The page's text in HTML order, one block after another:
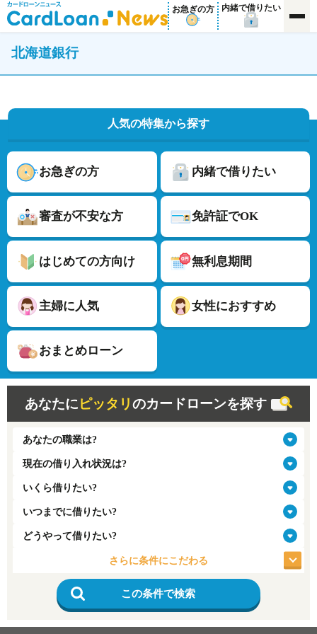
お急ぎの方 内緒で借りたい
北海道銀行
人気の特集から探す
お急ぎの方 内緒で借りたい
審査が不安な方 免許証でOK
はじめての方向け 無利息期間
主婦に人気 女性におすすめ
おまとめローン
あなたに ピッタリのカードローンを探す
さらに条件にこだわる
この条件で検索